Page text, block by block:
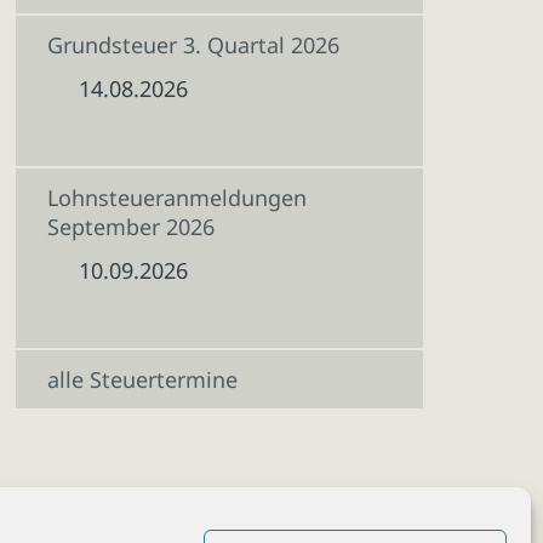
Grundsteuer 3. Quartal 2026
14.08.2026
Lohnsteueranmeldungen
September 2026
10.09.2026
alle Steuertermine